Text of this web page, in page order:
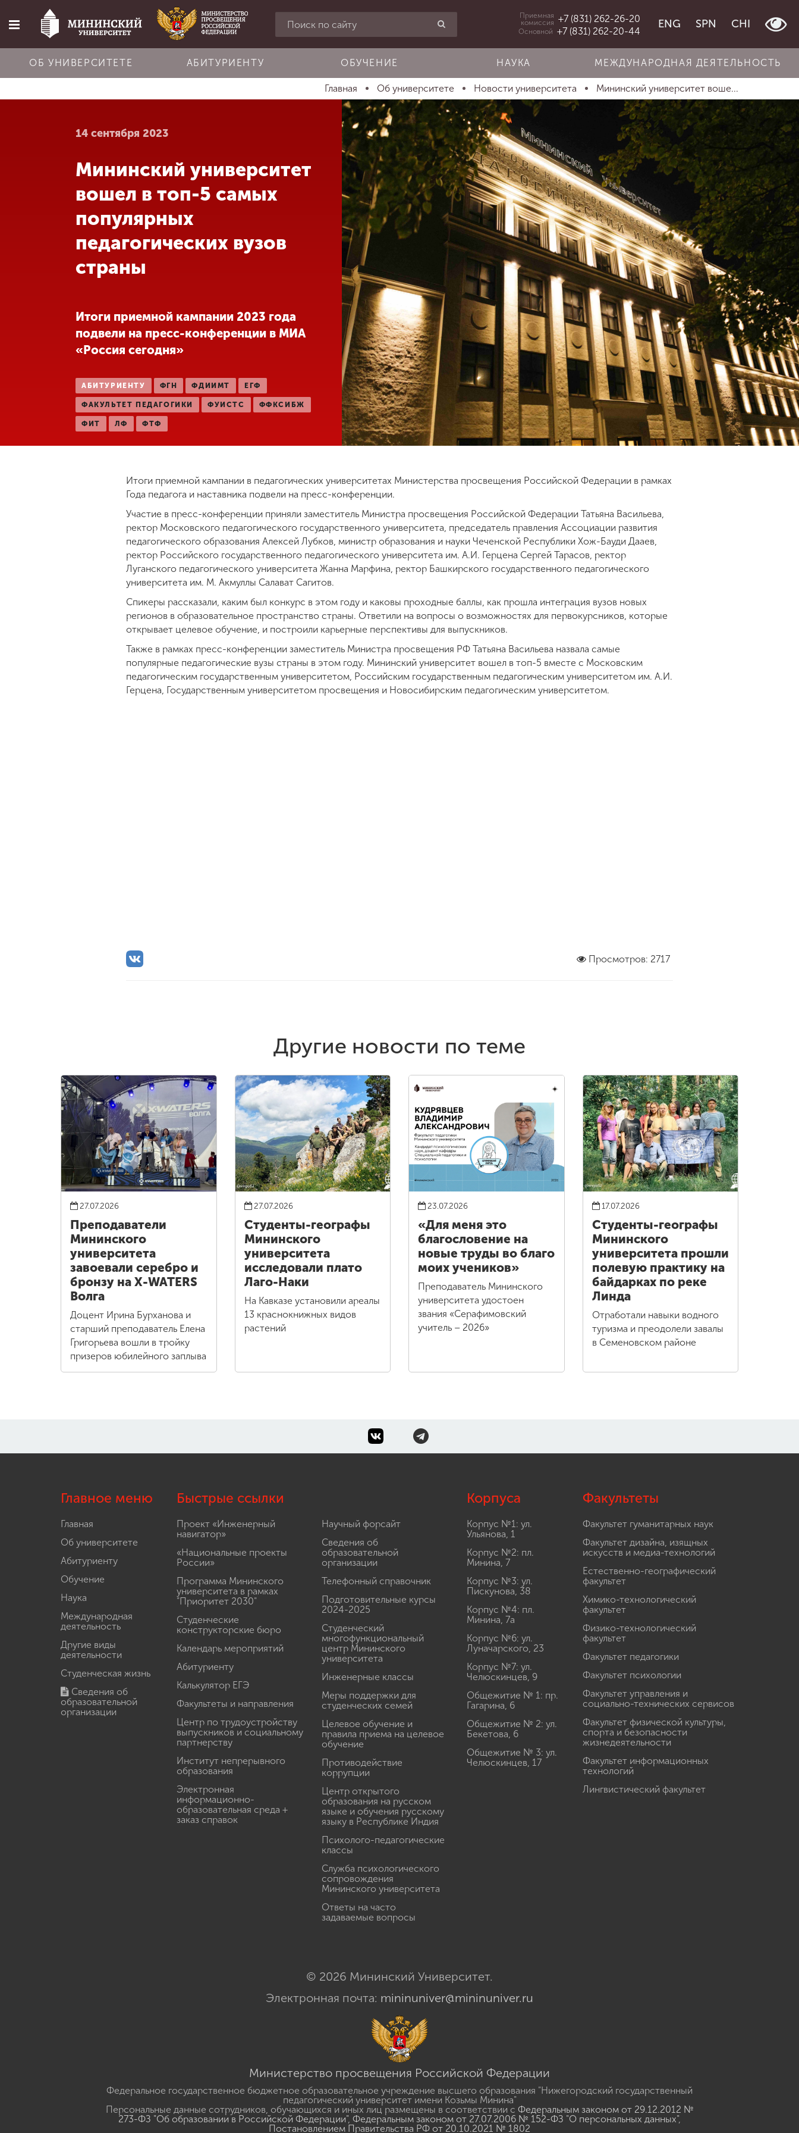
Главная
Об университете
Абитуриенту
Обучение
Другие виды
деятельности
Студенческая
образовательной
Приемная
комиссия +7 (831) 262-26-20
Основной +7 (831) 262-20-44
ENG SPN CHI
ОБ УНИВЕРСИТЕТЕ АБИТУРИЕНТУ ОБУЧЕНИЕ НАУКА МЕЖДУНАРОДНАЯ ДЕЯТЕЛЬНОСТЬ
Главная Об университете Новости университета Мининский университет воше...
14 сентября 2023
Мининский университет
вошел в топ-5 самых
популярных
педагогических вузов
страны
Итоги приемной кампании 2023 года
подвели на пресс-конференции в МИА
«Россия сегодня»
АБИТУРИЕНТУ ФГН ФДИИМТ ЕГФ
ФАКУЛЬТЕТ ПЕДАГОГИКИ ФУИСТС ФФКСИБЖ
ФИТ ЛФ ФТФ
Итоги приемной кампании в педагогических университетах Министерства просвещения Российской Федерации в рамках
Года педагога и наставника подвели на пресс-конференции.
Участие в пресс-конференции приняли заместитель Министра просвещения Российской Федерации Татьяна Васильева,
ректор Московского педагогического государственного университета, председатель правления Ассоциации развития
педагогического образования Алексей Лубков, министр образования и науки Чеченской Республики Хож-Бауди Дааев,
ректор Российского государственного педагогического университета им. А.И. Герцена Сергей Тарасов, ректор
Луганского педагогического университета Жанна Марфина, ректор Башкирского государственного педагогического
университета им. М. Акмуллы Салават Сагитов.
Спикеры рассказали, каким был конкурс в этом году и каковы проходные баллы, как прошла интеграция вузов новых
регионов в образовательное пространство страны. Ответили на вопросы о возможностях для первокурсников, которые
открывает целевое обучение, и построили карьерные перспективы для выпускников.
Также в рамках пресс-конференции заместитель Министра просвещения РФ Татьяна Васильева назвала самые
популярные педагогические вузы страны в этом году. Мининский университет вошел в топ-5 вместе с Московским
педагогическим государственным университетом, Российским государственным педагогическим университетом им. А.И.
Герцена, Государственным университетом просвещения и Новосибирским педагогическим университетом.
Просмотров: 2717
Другие новости по теме
27.07.2026
Преподаватели
Мининского
университета
завоевали серебро и
бронзу на X-WATERS
Волга
Доцент Ирина Бурханова и
старший преподаватель Елена
Григорьева вошли в тройку
призеров юбилейного заплыва
27.07.2026
Студенты-географы
Мининского
университета
исследовали плато
Лаго-Наки
На Кавказе установили ареалы
13 краснокнижных видов
растений
23.07.2026
«Для меня это
благословение на
новые труды во благо
моих учеников»
Преподаватель Мининского
университета удостоен
звания «Серафимовский
учитель – 2026»
17.07.2026
Студенты-географы
Мининского
университета прошли
полевую практику на
байдарках по реке
Линда
Отработали навыки водного
туризма и преодолели завалы
в Семеновском районе
Главное меню
Главная
Об университете
Абитуриенту
Обучение
Наука
Международная
деятельность
Другие виды
деятельности
Студенческая жизнь
Сведения об
образовательной
организации
Быстрые ссылки
Проект «Инженерный
навигатор»
«Национальные проекты
России»
Программа Мининского
университета в рамках
"Приоритет 2030"
Студенческие
конструкторские бюро
Календарь мероприятий
Абитуриенту
Калькулятор ЕГЭ
Факультеты и направления
Центр по трудоустройству
выпускников и социальному
партнерству
Институт непрерывного
образования
Электронная
информационно-
образовательная среда +
заказ справок
Научный форсайт
Сведения об
образовательной
организации
Телефонный справочник
Подготовительные курсы
2024-2025
Студенческий
многофункциональный
центр Мининского
университета
Инженерные классы
Меры поддержки для
студенческих семей
Целевое обучение и
правила приема на целевое
обучение
Противодействие
коррупции
Центр открытого
образования на русском
языке и обучения русскому
языку в Республике Индия
Психолого-педагогические
классы
Служба психологического
сопровождения
Мининского университета
Ответы на часто
задаваемые вопросы
Корпуса
Корпус №1: ул.
Ульянова, 1
Корпус №2: пл.
Минина, 7
Корпус №3: ул.
Пискунова, 38
Корпус №4: пл.
Минина, 7а
Корпус №6: ул.
Луначарского, 23
Корпус №7: ул.
Челюскинцев, 9
Общежитие № 1: пр.
Гагарина, 6
Общежитие № 2: ул.
Бекетова, 6
Общежитие № 3: ул.
Челюскинцев, 17
Факультеты
Факультет гуманитарных наук
Факультет дизайна, изящных
искусств и медиа-технологий
Естественно-географический
факультет
Химико-технологический
факультет
Физико-технологический
факультет
Факультет педагогики
Факультет психологии
Факультет управления и
социально-технических сервисов
Факультет физической культуры,
спорта и безопасности
жизнедеятельности
Факультет информационных
технологий
Лингвистический факультет
© 2026 Мининский Университет.
Электронная почта: mininuniver@mininuniver.ru
Министерство просвещения Российской Федерации
Федеральное государственное бюджетное образовательное учреждение высшего образования "Нижегородский государственный
педагогический университет имени Козьмы Минина"
Персональные данные сотрудников, обучающихся и иных лиц размещены в соответствии с Федеральным законом от 29.12.2012 №
273-ФЗ "Об образовании в Российской Федерации", Федеральным законом от 27.07.2006 № 152-ФЗ "О персональных данных",
Постановлением Правительства РФ от 20.10.2021 № 1802